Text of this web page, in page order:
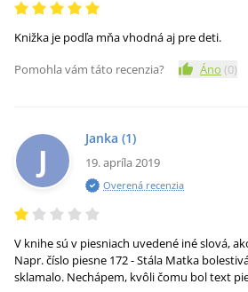
Knižka je podľa mňa vhodná aj pre deti.
Pomohla vám táto recenzia?
Áno (0)
J
Janka (1)
19. apríla 2019
Overená recenzia
V knihe sú v piesniach uvedené iné slová,
Napr. číslo piesne 172 - Stála Matka
sklamalo. Nechápem, kvôli čomu bol text